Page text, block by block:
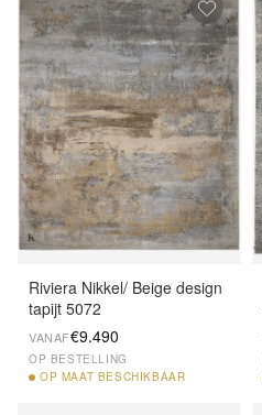
Riviera Nikkel/ Beige design
tapijt 5072
VANAF€9.490
OP BESTELLING
OP MAAT BESCHIKBAAR